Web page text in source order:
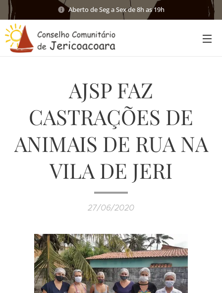
Aberto de Seg a Sex de 8h as 19h
AJSP FAZ
CASTRAÇÕES DE
ANIMAIS DE RUA NA
VILA DE JERI
27/06/2020